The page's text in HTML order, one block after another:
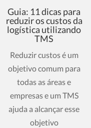
Guia: 11 dicas para
reduzir os custos da
logística utilizando
TMS
Reduzir custos é um
objetivo comum para
todas as áreas e
empresas e um TMS
ajuda a alcançar esse
objetivo